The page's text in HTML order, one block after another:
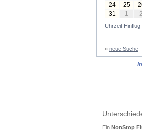
24
25
31
1 2
Uhrzeit Hinflug
» neue Suche
Ein NonStop